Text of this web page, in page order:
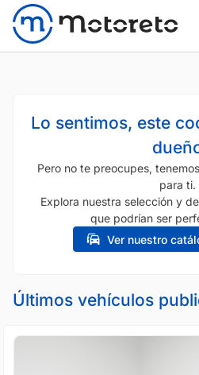
Lo sentimos, este
Pero no te preocupes,
para ti.
Explora nuestra selección y
que podrían ser
Ver nuestro
Últimos vehículos